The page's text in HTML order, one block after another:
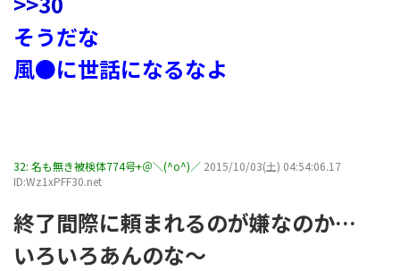
そうだな
風●に世話になるなよ
32: 名も無き被検体774号+＠＼(^o^)／ 2015/10/03(土) 04:54:06.17
ID:Wz1xPFF30.net
終了間際に頼まれるのが嫌なのか…
いろいろあんのな～